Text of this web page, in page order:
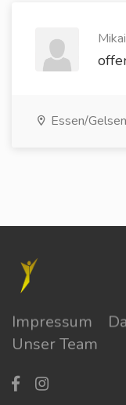
Essen/
Impressum
Unser Team